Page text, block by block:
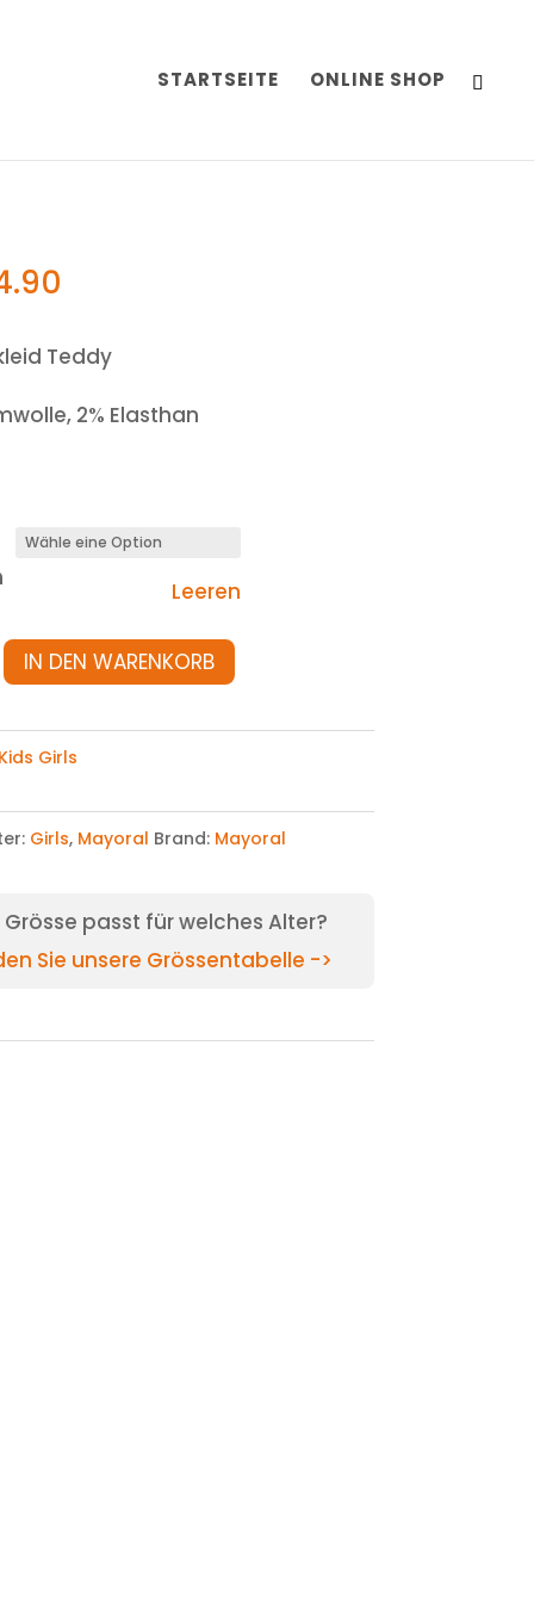
STARTSEITE ONLINE SHOP
Teddy
2% Elasthan
Leeren
IN DEN WARENKORB
Kids Girls
Girls, Mayoral Brand: Mayoral
passt für welches Alter?
Sie unsere Grössentabelle ->